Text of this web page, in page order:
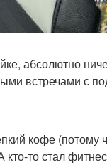
абсолютно
встречами с
кофе (потому
то стал